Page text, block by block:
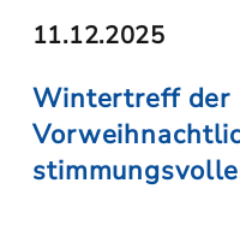
11.12.2025
Wintertreff der